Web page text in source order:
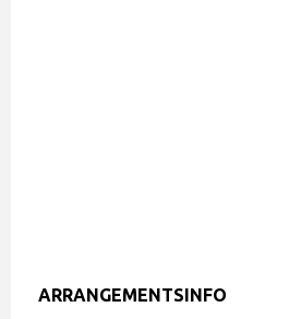
ARRANGEMENTSINFO